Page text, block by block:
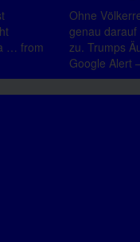
… from
Ohne
genau darauf
zu. Trumps
Google Alert